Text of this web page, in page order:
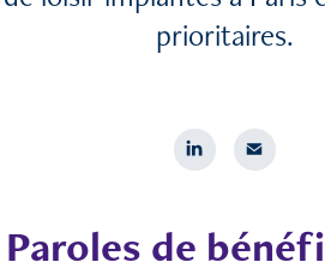
prioritaires.
Paroles de